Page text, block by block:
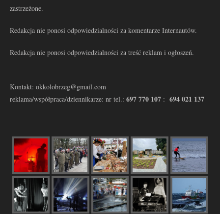
zastrzeżone.
Redakcja nie ponosi odpowiedzialności za komentarze Internautów.
Redakcja nie ponosi odpowiedzialności za treść reklam i ogłoszeń.
Kontakt: okkolobrzeg@gmail.com
reklama/współpraca/dziennikarze: nr tel.: 697 770 107 : 694 021 137